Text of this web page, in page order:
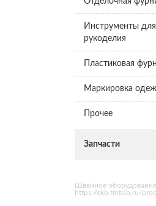
Инструменты
рукоделия
Пластиковая
Маркировка
Прочее
Запчасти
Швейное
https://ekb.tmtsib.ru/